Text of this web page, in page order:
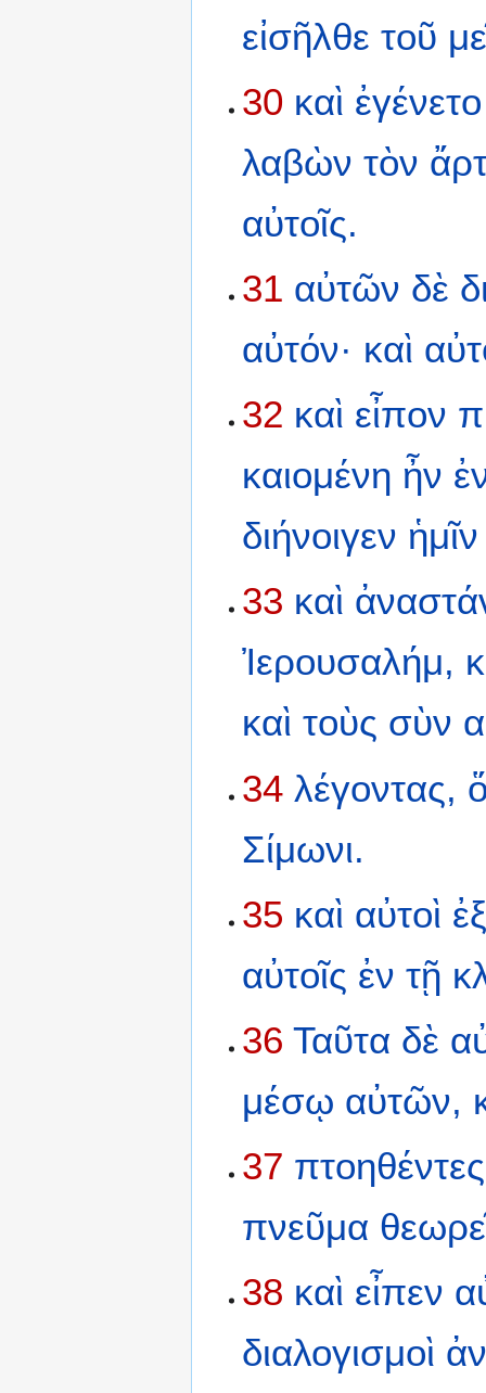
εἰσῆλθε τοῦ
30 καὶ ἐγένετο
λαβὼν τὸν
αὐτοῖς.
31 αὐτῶν δὲ
αὐτόν· καὶ
32 καὶ εἶπον
καιομένη ἦν
διήνοιγεν ἡμῖν
33 καὶ
Ἰερουσαλήμ,
καὶ τοὺς σὺν
34 λέγοντας,
Σίμωνι.
35 καὶ αὐτοὶ
αὐτοῖς ἐν τῇ
36 Ταῦτα δὲ
μέσῳ αὐτῶν,
37 πτοηθέντες
πνεῦμα
38 καὶ εἶπεν
διαλογισμοὶ